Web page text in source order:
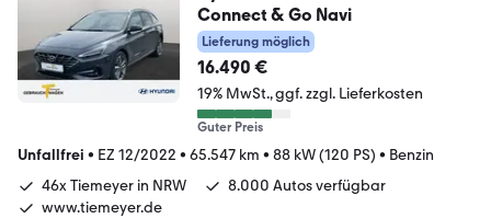
Connect & Go Navi
Lieferung möglich
16.490 €
19% MwSt. ggf. zzgl. Lieferkosten
Guter Preis
Unfallfrei • EZ 12/2022 • 65.547 km • 88 kW (120 PS) • Benzin
46x Tiemeyer in NRW
8.000 Autos verfügbar
www.tiemeyer.de